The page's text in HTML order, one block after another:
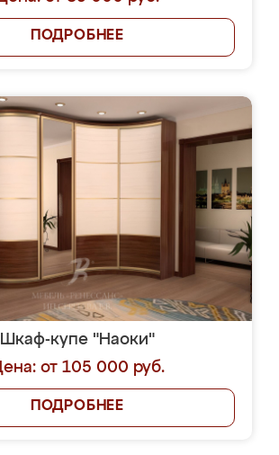
ПОДРОБНЕЕ
Шкаф-купе "Наоки"
от 105 000 руб.
ПОДРОБНЕЕ